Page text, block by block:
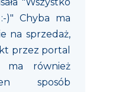
"Wszystko
)" Chyba ma
na sprzedaż,
przez portal
ma również
sposób